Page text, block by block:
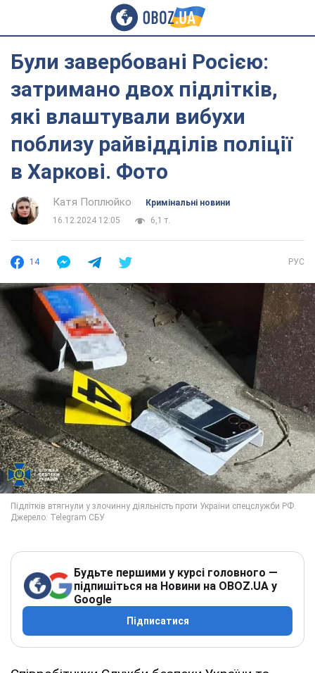
Були завербовані Росією:
затримано двох підлітків,
які влаштували вибухи
поблизу райвідділів поліції
в Харкові. Фото
Катя Поплюйко
Кримінальні новини
16.12.2024 12:05
6,1 т.
14 РУС
Будьте першими у курсі головного —
підпишіться на Новини на OBOZ.UA у
Google
Підписатися